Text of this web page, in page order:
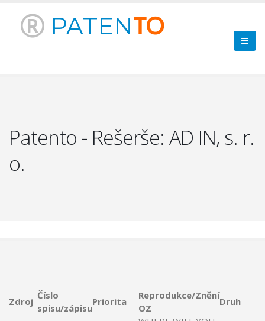
PATENTO
Patento - Rešerše: AD IN, s. r.
o.
Zdroj
Číslo
spisu/zápisu
Priorita
Reprodukce/Znění
OZ
Druh